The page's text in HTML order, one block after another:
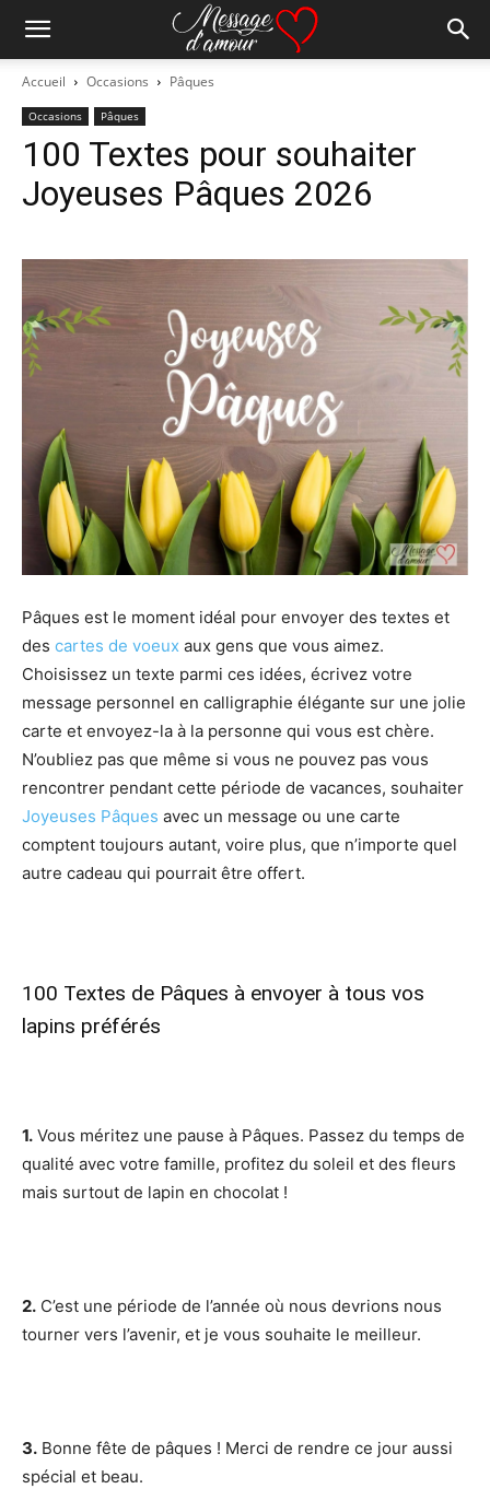
Accueil Occasions Pâques
Occasions Pâques
100 Textes pour souhaiter
Joyeuses Pâques 2026
Pâques est le moment idéal pour envoyer des textes et
des cartes de voeux aux gens que vous aimez.
Choisissez un texte parmi ces idées, écrivez votre
message personnel en calligraphie élégante sur une jolie
carte et envoyez-la à la personne qui vous est chère.
N’oubliez pas que même si vous ne pouvez pas vous
rencontrer pendant cette période de vacances, souhaiter
Joyeuses Pâques avec un message ou une carte
comptent toujours autant, voire plus, que n’importe quel
autre cadeau qui pourrait être offert.
100 Textes de Pâques à envoyer à tous vos
lapins préférés
1. Vous méritez une pause à Pâques. Passez du temps de
qualité avec votre famille, profitez du soleil et des fleurs
mais surtout de lapin en chocolat !
2. C’est une période de l’année où nous devrions nous
tourner vers l’avenir, et je vous souhaite le meilleur.
3. Bonne fête de pâques ! Merci de rendre ce jour aussi
spécial et beau.